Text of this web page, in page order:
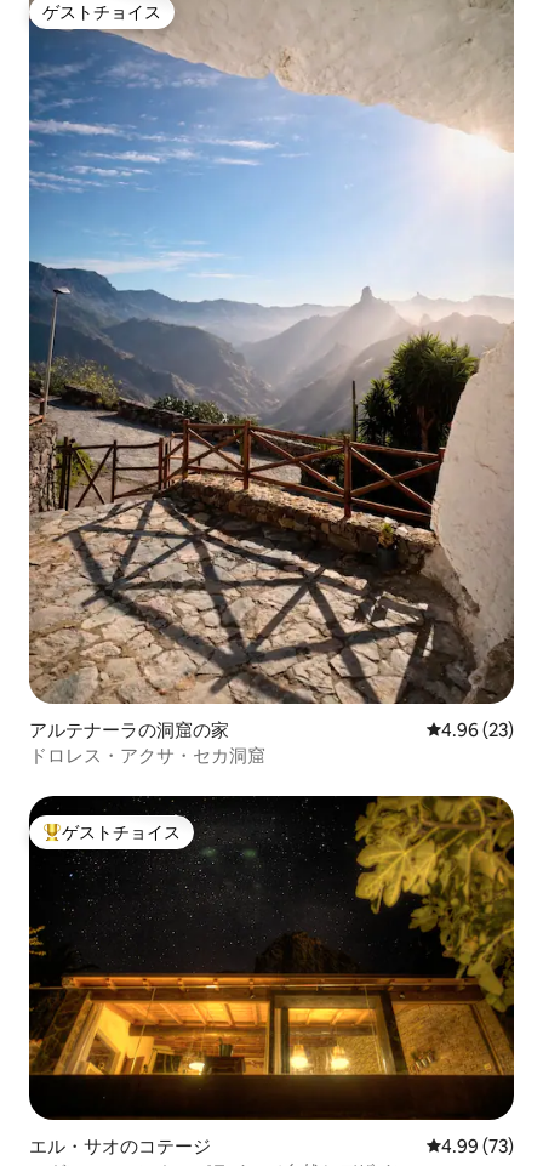
ゲストチョイス
ゲストチョイス
アルテナーラの洞窟の家 レビュー23
4.96 (23)
ドロレス・アクサ・セカ洞窟
大好評のゲストチョイスです。
ゲストチョイス
エル・サオのコテージ レビュー73
4.99 (73)